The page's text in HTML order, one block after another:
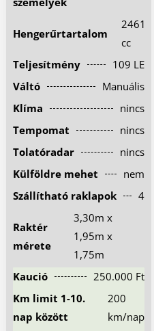
Hűtőautó bérlés
Feltételek
Szolgáltatások
Gy.i.k.
Kapcsolat
Hengerűrtartalom
2461
cc
Teljesítmény
109 LE
Váltó
Manuális
Klíma
nincs
Tempomat
nincs
Tolatóradar
nincs
Külföldre mehet
nem
Szállítható raklapok
4
Raktér
mérete
3,30m x
1,95m x
1,75m
Kaució
250.000 Ft
Km limit 1-10.
nap között
200
km/nap